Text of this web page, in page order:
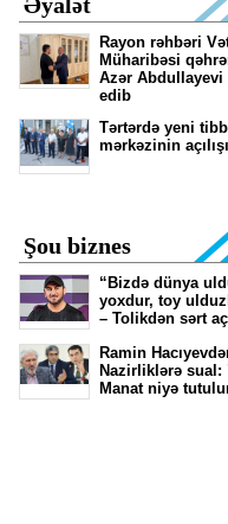
Rayon rəhbəri
Müharibəsi
Azər Abdullayevi
edib
Tərtərdə yeni tibb
mərkəzinin
Şou biznes
“Bizdə dünya
yoxdur, toy
– Tolikdən sərt
Ramin
Nazirliklərə sual:
Manat niyə